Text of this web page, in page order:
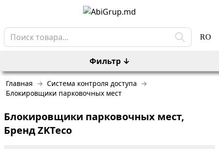
RO
Главная → Система контроля доступа →
Блокировщики парковочных мест
Блокировщики парковочных мест,
Бренд ZKTeco
Фильтр ↓